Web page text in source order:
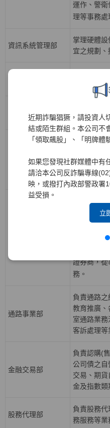
近期詐騙猖獗，請投資人
結或陌生群組。本公司不
「領取飆股」、「明牌體
如果您發現社群媒體中有
請洽本公司反詐騙專線
映，或撥打內政部警政署
益受損。
立
運作、警衛
理等事務處
資訊系統管理部
掌理硬體
宜之規劃、
系統之規
資訊系統開發二部
劃、分析與
人力資源部
負責公司人
利、勞資關
源業務執行
負責債券
買賣斷、
益性商品
證券商，從
務。
通路事業部
負責通路之
教育推廣、
室通路業
客訴處理等
金融交易部
負責認購(
公司債之自
交易、期
金及指數類
股務代理部
負責股務
務服務等業